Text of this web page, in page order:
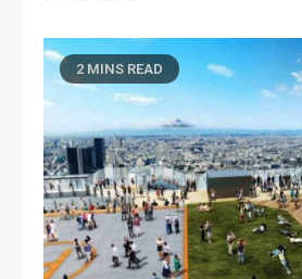
2 MINS READ